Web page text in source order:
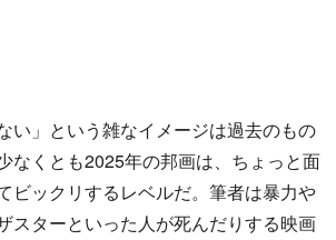
い」という雑なイメージは過去のもの
なくとも2025年の邦画は、ちょっと面
ビックリするレベルだ。筆者は暴力や
スターといった人が死んだりする映画